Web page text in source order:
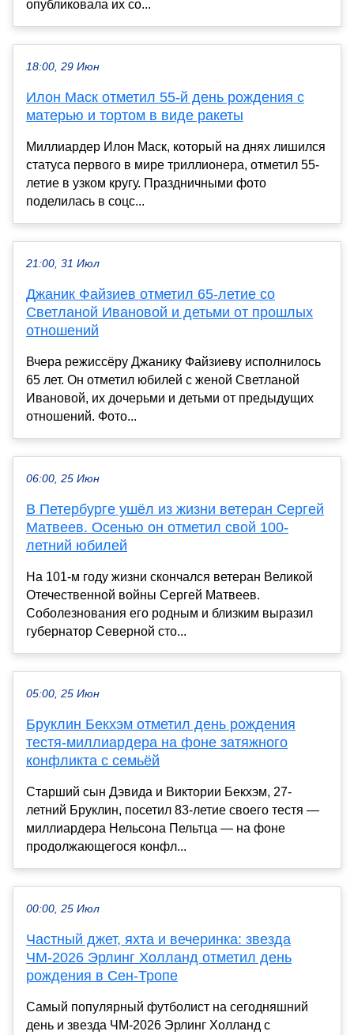
опубликовала их со...
18:00, 29 Июн
Илон Маск отметил 55-й день рождения с
матерью и тортом в виде ракеты
Миллиардер Илон Маск, который на днях лишился
статуса первого в мире триллионера, отметил 55-
летие в узком кругу. Праздничными фото
поделилась в соцс...
21:00, 31 Июл
Джаник Файзиев отметил 65-летие со
Светланой Ивановой и детьми от прошлых
отношений
Вчера режиссёру Джанику Файзиеву исполнилось
65 лет. Он отметил юбилей с женой Светланой
Ивановой, их дочерьми и детьми от предыдущих
отношений. Фото...
06:00, 25 Июн
В Петербурге ушёл из жизни ветеран Сергей
Матвеев. Осенью он отметил свой 100-
летний юбилей
На 101-м году жизни скончался ветеран Великой
Отечественной войны Сергей Матвеев.
Соболезнования его родным и близким выразил
губернатор Северной сто...
05:00, 25 Июн
Бруклин Бекхэм отметил день рождения
тестя-миллиардера на фоне затяжного
конфликта с семьёй
Старший сын Дэвида и Виктории Бекхэм, 27-
летний Бруклин, посетил 83-летие своего тестя —
миллиардера Нельсона Пельтца — на фоне
продолжающегося конфл...
00:00, 25 Июл
Частный джет, яхта и вечеринка: звезда
ЧМ-2026 Эрлинг Холланд отметил день
рождения в Сен-Тропе
Самый популярный футболист на сегодняшний
день и звезда ЧМ-2026 Эрлинг Холланд с